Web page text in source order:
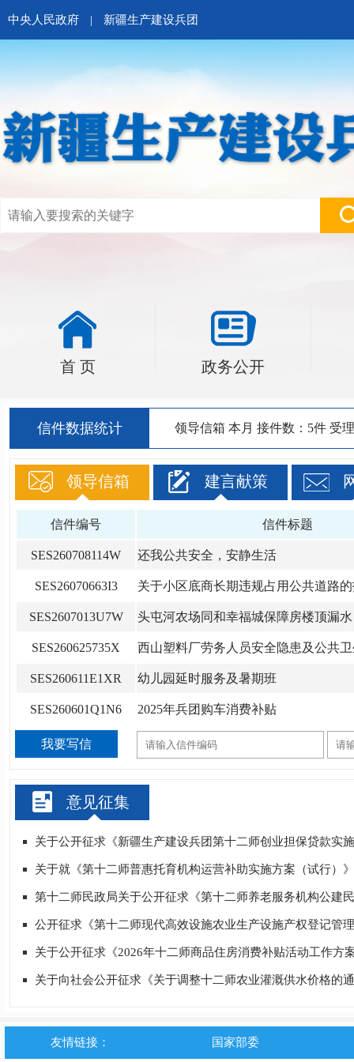
中央人民政府 | 新疆生产建设兵团
首 页 政务公开
信件数据统计 领导信箱 本月 接件数：5件 受
领导信箱 建言献策
信件编号 信件标题
SES260708114W 还我公共安全，安静生活
SES26070663I3 关于小区底商长期违规占用公共道路
SES2607013U7W 头屯河农场同和幸福城保障房楼顶漏
SES260625735X 西山塑料厂劳务人员安全隐患及公共
SES260611E1XR 幼儿园延时服务及暑期班
SES260601Q1N6 2025年兵团购车消费补贴
我要写信
意见征集
关于公开征求《新疆生产建设兵团第十二师创业担保贷款实
关于就《第十二师普惠托育机构运营补助实施方案（试行）
第十二师民政局关于公开征求《第十二师养老服务机构公建
公开征求《第十二师现代高效设施农业生产设施产权登记管
关于公开征求《2026年十二师商品住房消费补贴活动工作方
关于向社会公开征求《关于调整十二师农业灌溉供水价格的
友情链接： 国家部委